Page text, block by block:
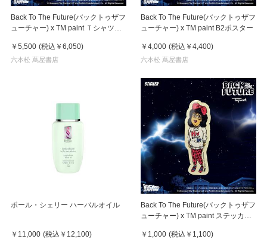
Back To The Future(バックトゥザフ
ューチャー) x TM paint Ｔシャツ
￥5,500 (税込 ￥6,050)
六本松 蔦屋書店
Back To The Future(バックトゥザフ
ューチャー) x TM paint B2ポスター
￥4,000 (税込 ￥4,400)
六本松 蔦屋書店
ポール・シェリー ハーバルオイル
￥11,000 (税込 ￥12,100)
Back To The Future(バックトゥザフ
ューチャー) x TM paint ステッカー
￥1,000 (税込 ￥1,100)